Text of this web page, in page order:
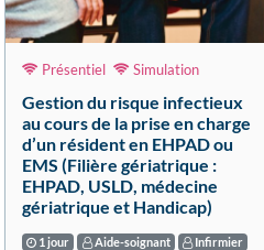
Présentiel Simulation
Gestion du risque infectieux
au cours de la prise en charge
d’un résident en EHPAD ou
EMS (Filière gériatrique :
EHPAD, USLD, médecine
gériatrique et Handicap)
1 jour Aide-soignant
Infirmier